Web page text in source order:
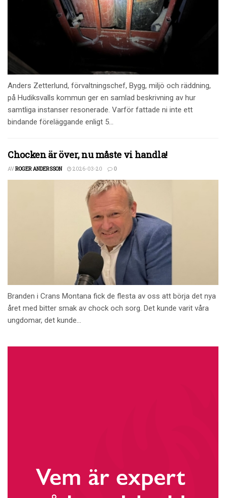
Anders Zetterlund, förvaltningschef, Bygg, miljö och räddning,
på Hudiksvalls kommun ger en samlad beskrivning av hur
samtliga instanser resonerade. Varför fattade ni inte ett
bindande föreläggande enligt 5...
Chocken är över, nu måste vi handla!
AVROGER ANDERSSON 2026-03-20 0
Branden i Crans Montana fick de flesta av oss att börja det nya
året med bitter smak av chock och sorg. Det kunde varit våra
ungdomar, det kunde...